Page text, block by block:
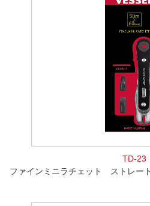
TD-23
ファインミニラチェット ストレー